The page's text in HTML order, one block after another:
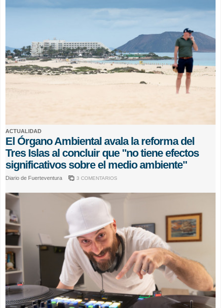
ACTUALIDAD
El Órgano Ambiental avala la reforma del
Tres Islas al concluir que "no tiene efectos
significativos sobre el medio ambiente"
Diario de Fuerteventura 3 COMENTARIOS